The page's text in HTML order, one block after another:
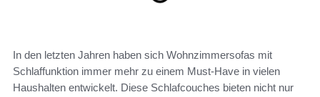
In den letzten Jahren haben sich Wohnzimmersofas mit
Schlaffunktion immer mehr zu einem Must-Have in vielen
Haushalten entwickelt. Diese Schlafcouches bieten nicht nur